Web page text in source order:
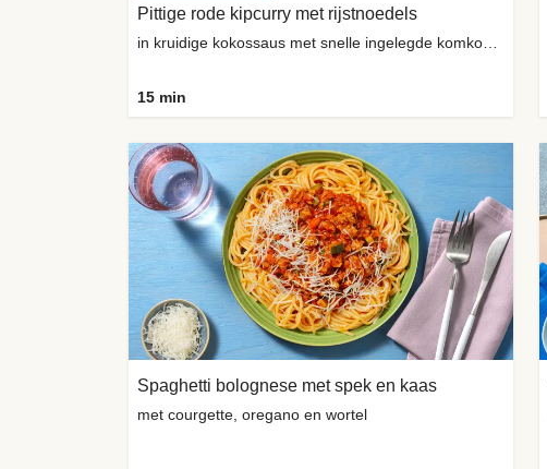
Pittige rode kipcurry met rijstnoedels
15 min
Spaghetti bolognese met spek en kaas
met courgette, oregano en wortel